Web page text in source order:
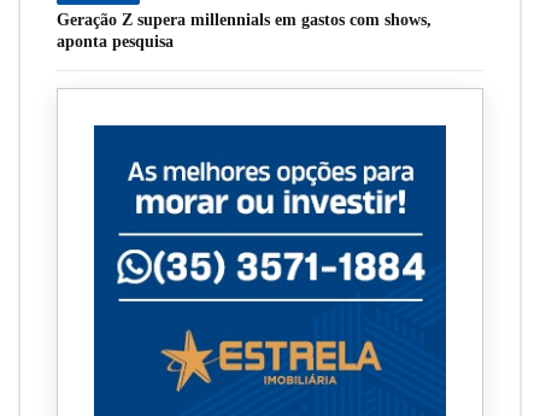
Geração Z supera millennials em gastos com shows,
aponta pesquisa